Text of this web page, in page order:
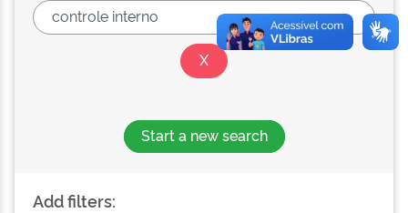
Start a new search
Add filters: